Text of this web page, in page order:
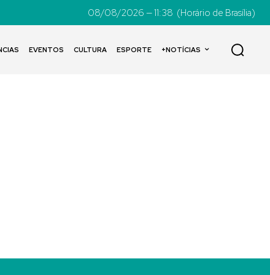
08/08/2026 — 11:38 (Horário de Brasília)
EVENTOS CULTURA ESPORTE +NOTÍCIAS